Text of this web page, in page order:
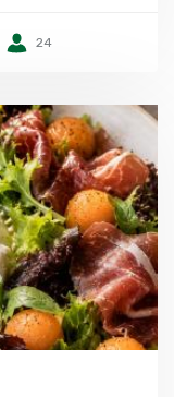
24